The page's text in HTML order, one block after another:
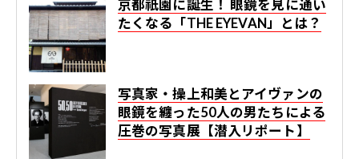
京都祇園に誕生！ 眼鏡を見に通い
たくなる「THE EYEVAN」とは？
写真家・操上和美とアイヴァンの
眼鏡を纏った50人の男たちによる
圧巻の写真展【潜入リポート】